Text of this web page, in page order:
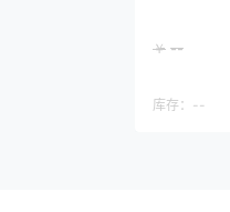
￥ --
库存： --